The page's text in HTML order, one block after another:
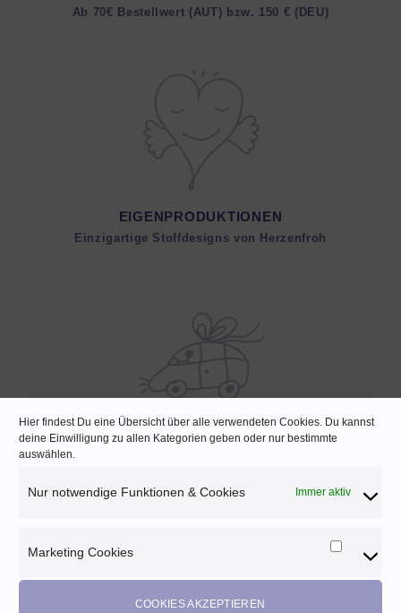
Hier findest Du eine Übersicht über alle verwendeten Cookies. Du kannst
deine Einwilligung zu allen Kategorien geben oder nur bestimmte
auswählen.
Nur notwendige Funktionen & Cookies Immer aktiv
Marketing Cookies
Cookies
COOKIES AKZEPTIEREN
Ab 70€ Bestellwert (AUT) bzw. 150 € (DEU)
EIGENPRODUKTIONEN
Einzigartige Stoffdesigns von Herzenfroh
SCHNELLE LIEFERUNG